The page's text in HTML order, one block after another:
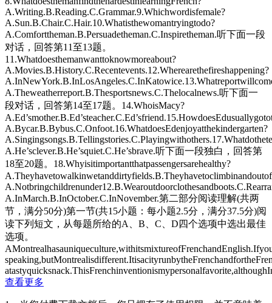
A.Writing.B.Reading.C.Grammar.9.Whichwordisfemale?
A.Sun.B.Chair.C.Hair.10.Whatisthewomantryingtodo?
A.Comforttheman.B.Persuadetheman.C.Inspiretheman.听下面一段
对话，回答第11至13题。
11.Whatdoesthemanwanttoknowmoreabout?
A.Movies.B.History.C.Recentevents.12.Wherearethefireshappening?
A.Theweatherreport.B.Thesportsnews.C.Thelocalnews.听下面一
段对话，回答第14至17题。14.WhoisMacy?
A.Bycar.B.Bybus.C.Onfoot.16.WhatdoesEdenjoyatthekindergarten?
A.He’sclever.B.He’squiet.C.He’sbrave.听下面一段独白，回答第
18至20题。18.Whyisitimportantthatpassengersarehealthy?
A.InMarch.B.InOctober.C.InNovember.第二部分阅读理解(共两
节，满分50分)第一节(共15小题：每小题2.5分，满分37.5分)阅
读下列短文，从每题所给的A、B、C、D四个选项中选出最佳
选项。
查看更多